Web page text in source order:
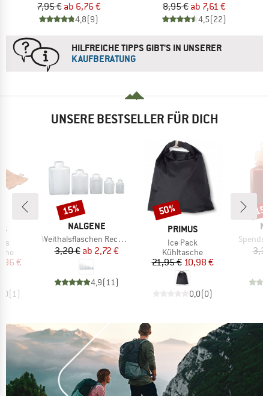
7,95 € ab 6,76 €
4,8(9)
8,95 € ab 7,61 €
4,5(22)
HILFREICHE TIPPS GIBT'S IN UNSERER
KAUFBERATUNG
UNSERE BESTSELLER FÜR DICH
Preis
€
(1 )
MARKE
NALGENE
Artikel
Weithalsflaschen Rechteckig
Preis
3,20 € reduzierter Preis
ab 2,72 €
4,9(11 )
Rabatt
15%
MARKE
PRIMUS
Artikel
Ice Pack
Produktgruppe
Kühltasche
Preis
21,95 €reduzierter Preis
10,98 €
0,0(0)
Rabatt
50%
Artikel